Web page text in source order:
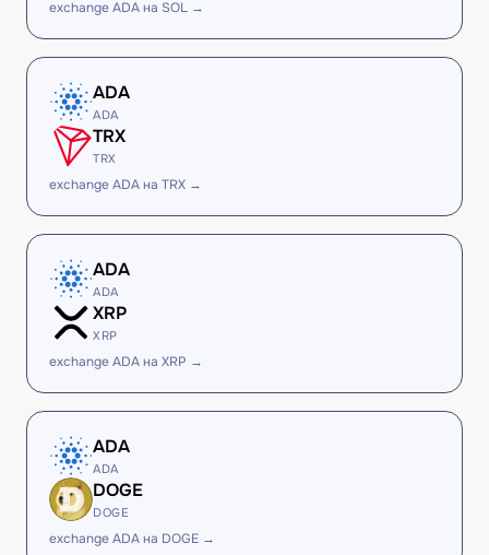
exchange ADA на SOL →
ADA
ADA
TRX
TRX
exchange ADA на TRX →
ADA
ADA
XRP
XRP
exchange ADA на XRP →
ADA
ADA
DOGE
DOGE
exchange ADA на DOGE →